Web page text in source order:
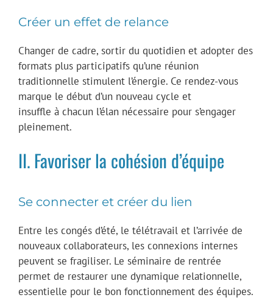
Créer un effet de relance
Changer de cadre, sortir du quotidien et adopter des
formats plus participatifs qu’une réunion
traditionnelle stimulent l’énergie. Ce rendez-vous
marque le début d’un nouveau cycle et
insuffle à chacun l’élan nécessaire pour s’engager
pleinement.
II. Favoriser la cohésion d’équipe
Se connecter et créer du lien
Entre les congés d’été, le télétravail et l’arrivée de
nouveaux collaborateurs, les connexions internes
peuvent se fragiliser. Le séminaire de rentrée
permet de restaurer une dynamique relationnelle,
essentielle pour le bon fonctionnement des équipes.